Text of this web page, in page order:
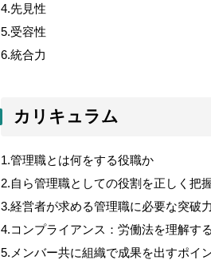
4.先見性
5.受容性
6.統合力
カリキュラム
1.管理職とは何をする役職か
2.自ら管理職としての役割を正しく把
3.経営者が求める管理職に必要な突破
4.コンプライアンス：労働法を理解する
5. メンバー共に組織で成果を出すポイ